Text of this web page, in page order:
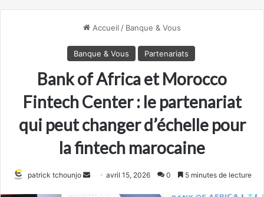
Accueil / Banque & Vous
Banque & Vous Partenariats
Bank of Africa et Morocco
Fintech Center : le partenariat
qui peut changer d’échelle pour
la fintech marocaine
patrick tchounjo
Envoyeravril 15, 2026 0 5 minutes de lecture